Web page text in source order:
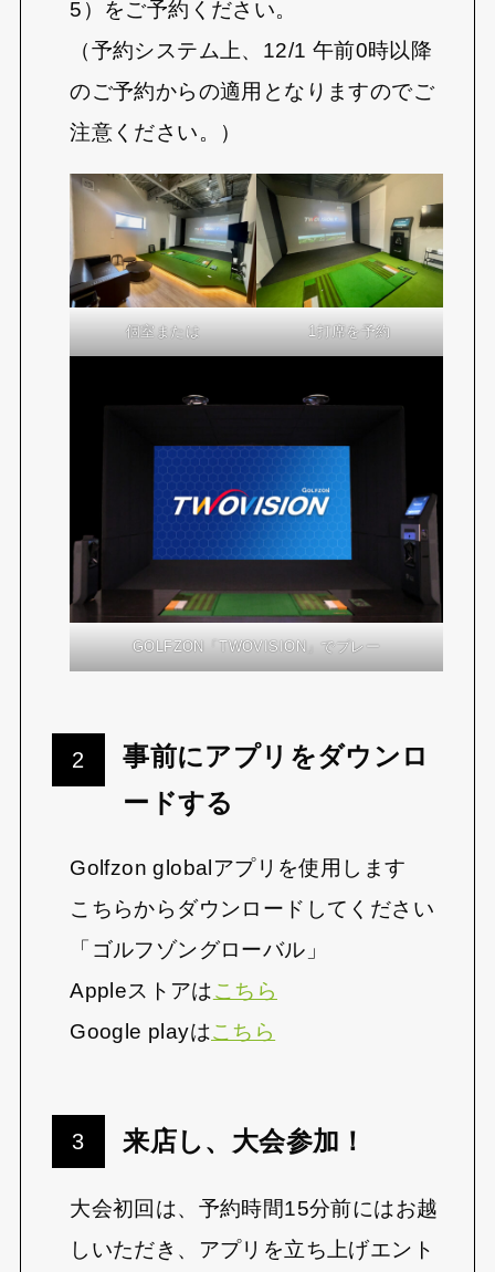
5）をご予約ください。
（予約システム上、12/1 午前0時以降
のご予約からの適用となりますのでご
注意ください。）
個室または 1打席を予約
GOLFZON「TWOVISION」でプレー
事前にアプリをダウンロ
ードする
Golfzon globalアプリを使用します
こちらからダウンロードしてください
「ゴルフゾングローバル」
Appleストアはこちら
Google playはこちら
来店し、大会参加！
大会初回は、予約時間15分前にはお越
しいただき、アプリを立ち上げエント